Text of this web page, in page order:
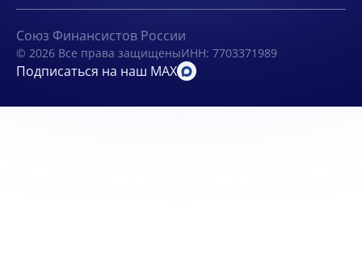
Союз Финансистов России
© 2026 Все права защищеныИНН: 7703371989
Подписаться на наш MAX